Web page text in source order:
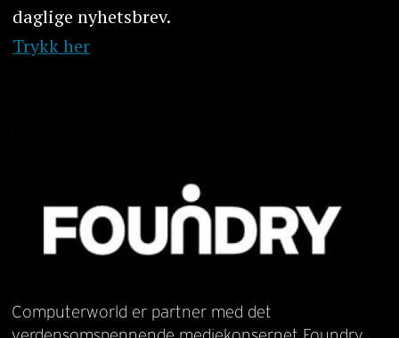
daglige nyhetsbrev.
Trykk her
Computerworld er partner med det